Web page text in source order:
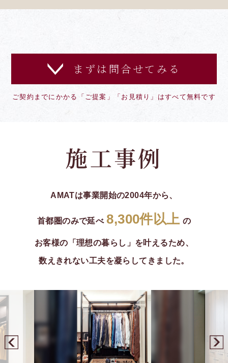
まずは問合せてみる
ご契約までにかかる「ご提案」「お見積り」はすべて無料です
施工事例
AMATは事業開始の2004年から、
首都圏のみで延べ 8,300件以上 の
お客様の「理想の暮らし」を叶えるため、
数えきれない工夫を凝らしてきました。